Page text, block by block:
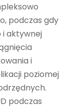
podczas gdy
i aktywnej
i
poziomej
podczas